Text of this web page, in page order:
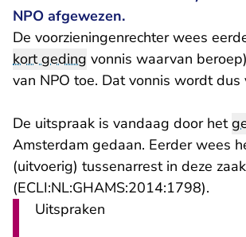
NPO afgewezen.
De voorzieningenrechter wees
kort geding vonnis waarvan
van NPO toe. Dat vonnis wordt dus
De uitspraak is vandaag door het
Amsterdam gedaan. Eerder wees
(uitvoerig) tussenarrest in deze zaak
(ECLI:NL:GHAMS:2014:1798).
Uitspraken